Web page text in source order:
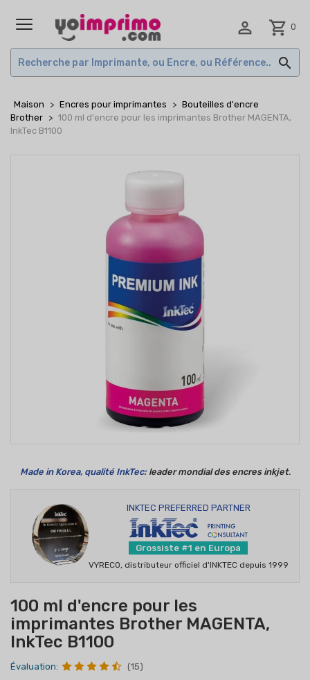
 shopping_cart 0

Maison Encres pour imprimantes
Bouteilles d'encre
Brother
100 ml d'encre pour les imprimantes Brother MAGENTA,
InkTec B1100
Made in Korea, qualité InkTec:leader mondial des encres inkjet.
INKTEC PREFERRED PARTNER
Grossiste #1 en Europa
VYRECO, distributeur officiel d'INKTEC depuis 1999
100 ml d'encre pour les
imprimantes Brother MAGENTA,
InkTec B1100
Évaluation: (15)